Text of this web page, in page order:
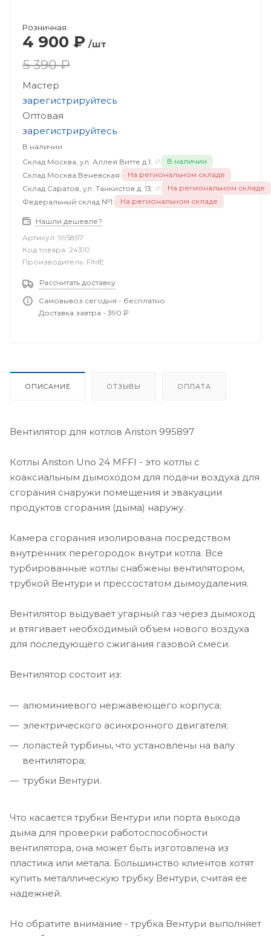
Розничная
4 900 ₽ /шт
5 390 ₽
Мастер
зарегистрируйтесь
Оптовая
зарегистрируйтесь
В наличии
Склад Москва, ул. Аллея Витте д.1:
В наличии
Склад Москва Веневская:
На региональном складе
Склад Саратов, ул. Танкистов д. 13:
На региональном складе
Федеральный склад №1:
На региональном складе
Нашли дешевле?
Артикул: 995897
Код товара: 24310
Производитель: FIME
Рассчитать доставку
Самовывоз сегодня - бесплатно
Доставка завтра - 390 ₽
ОПИСАНИЕ ОТЗЫВЫ ОПЛАТА
Вентилятор для котлов Ariston 995897
Котлы Ariston Uno 24 MFFI - это котлы с
коаксиальным дымоходом для подачи воздуха для
сгорания снаружи помещения и эвакуации
продуктов сгорания (дыма) наружу.
Камера сгорания изолирована посредством
внутренних перегородок внутри котла. Все
турбированные котлы снабжены вентилятором,
трубкой Вентури и прессостатом дымоудаления.
Вентилятор выдувает угарный газ через дымоход
и втягивает необходимый объем нового воздуха
для последующего сжигания газовой смеси.
Вентилятор состоит из:
алюминиевого нержавеющего корпуса;
электрического асинхронного двигателя;
лопастей турбины, что установлены на валу
вентилятора;
трубки Вентури.
Что касается трубки Вентури или порта выхода
дыма для проверки работоспособности
вентилятора, она может быть изготовлена из
пластика или метала. Большинство клиентов хотят
купить металлическую трубку Вентури, считая ее
надежней.
Но обратите внимание - трубка Вентури выполняет